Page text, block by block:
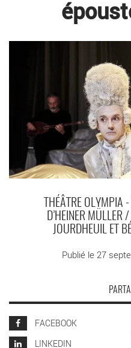
THÉÂTRE OLYMPIA
D’HEINER MÜLLER
JOURDHEUIL ET
Publié le 27
FACEBOOK
LINKEDIN